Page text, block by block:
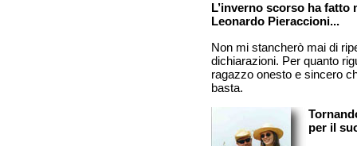
L’inverno scorso ha fatto
Leonardo Pieraccioni...
Non mi stancherò mai di
dichiarazioni. Per quanto
ragazzo onesto e sincero
basta.
per il